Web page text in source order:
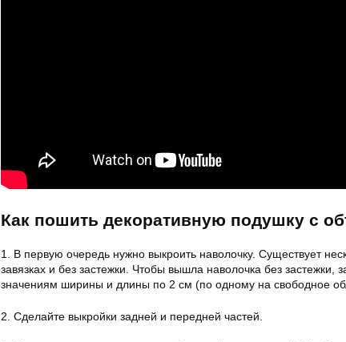
Как пошить декоративную подушку с
1. В первую очередь нужно выкроить наволочку. Существует
завязках и без застежки. Чтобы вышла наволочка без застежки,
значениям ширины и длины по 2 см (по одному на свободное
2. Сделайте выкройки задней и передней частей.